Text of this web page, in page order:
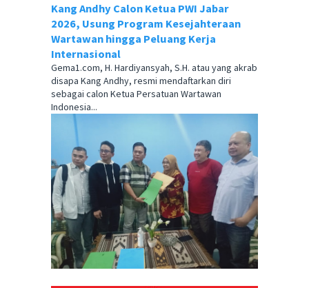
Kang Andhy Calon Ketua PWI Jabar
2026, Usung Program Kesejahteraan
Wartawan hingga Peluang Kerja
Internasional
Gema1.com, H. Hardiyansyah, S.H. atau yang akrab
disapa Kang Andhy, resmi mendaftarkan diri
sebagai calon Ketua Persatuan Wartawan
Indonesia...